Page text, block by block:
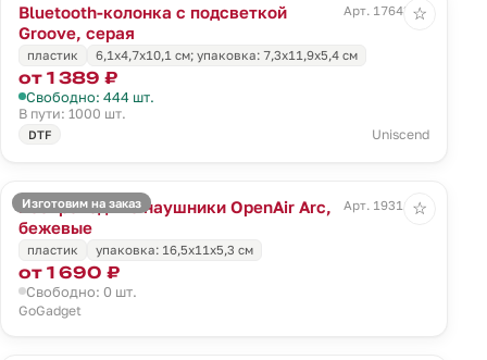
Bluetooth-колонка с подсветкой
Groove, серая
Арт. 17643.10
пластик 6,1x4,7x10,1 см; упаковка: 7,3x11,9x5,4 см
от 1 389 ₽
Свободно: 444 шт.
В пути: 1000 шт.
DTF Uniscend
☆
Изготовим на заказ
Беспроводные наушники OpenAir Arc,
бежевые
Арт. 19311.12
пластик упаковка: 16,5x11x5,3 см
от 1 690 ₽
Свободно: 0 шт.
GoGadget
☆